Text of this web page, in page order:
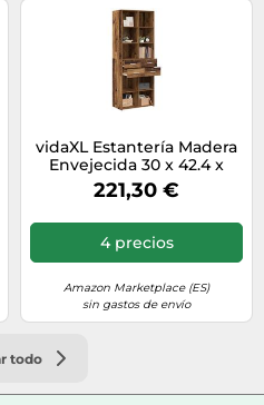
vidaXL Estantería Madera
Envejecida 30 x 42.4 x
185.2 cm
221,30 €
4 precios
Amazon Marketplace (ES)
sin gastos de envío
todo